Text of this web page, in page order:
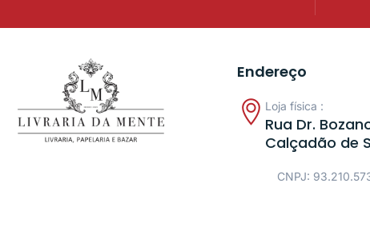
Endereço
Loja física :
Rua Dr.
Calçadão de
CNPJ: